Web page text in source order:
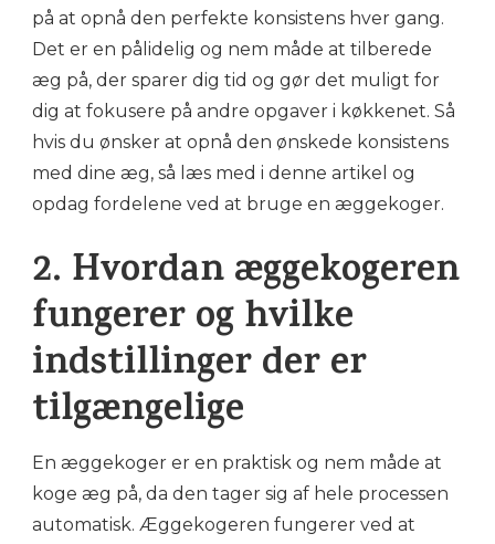
på at opnå den perfekte konsistens hver gang.
Det er en pålidelig og nem måde at tilberede
æg på, der sparer dig tid og gør det muligt for
dig at fokusere på andre opgaver i køkkenet. Så
hvis du ønsker at opnå den ønskede konsistens
med dine æg, så læs med i denne artikel og
opdag fordelene ved at bruge en æggekoger.
2. Hvordan æggekogeren
fungerer og hvilke
indstillinger der er
tilgængelige
En æggekoger er en praktisk og nem måde at
koge æg på, da den tager sig af hele processen
automatisk. Æggekogeren fungerer ved at